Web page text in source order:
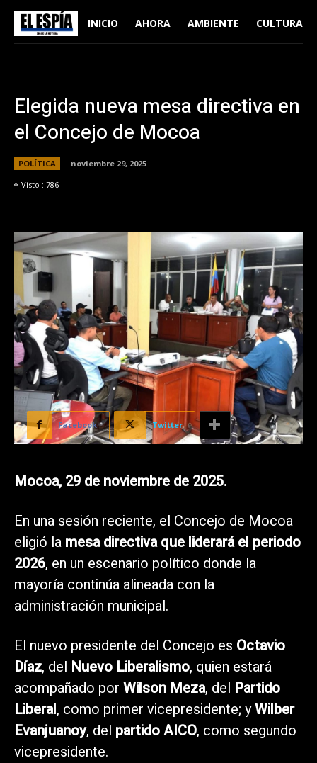
INICIO AHORA AMBIENTE CULTURA
Elegida nueva mesa directiva en
el Concejo de Mocoa
POLÍTICA
noviembre 29, 2025
Visto : 786
Facebook Twitter
Mocoa, 29 de noviembre de 2025.
En una sesión reciente, el Concejo de Mocoa
eligió la mesa directiva que liderará el periodo
2026, en un escenario político donde la
mayoría continúa alineada con la
administración municipal.
El nuevo presidente del Concejo es Octavio
Díaz, del Nuevo Liberalismo, quien estará
acompañado por Wilson Meza, del Partido
Liberal, como primer vicepresidente; yWilber
Evanjuanoy, del partido AICO, como segundo
vicepresidente.